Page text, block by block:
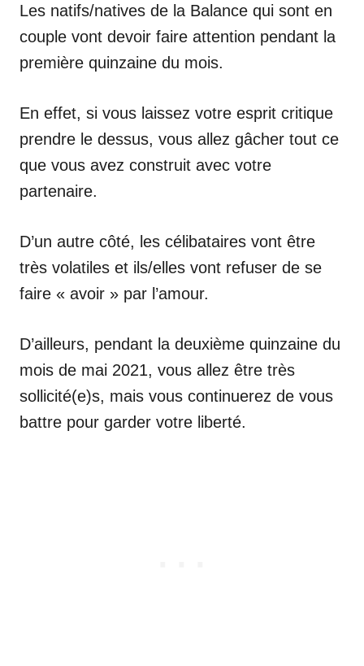
Les natifs/natives de la Balance qui sont en
couple vont devoir faire attention pendant la
première quinzaine du mois.
En effet, si vous laissez votre esprit critique
prendre le dessus, vous allez gâcher tout ce
que vous avez construit avec votre
partenaire.
D’un autre côté, les célibataires vont être
très volatiles et ils/elles vont refuser de se
faire « avoir » par l’amour.
D’ailleurs, pendant la deuxième quinzaine du
mois de mai 2021, vous allez être très
sollicité(e)s, mais vous continuerez de vous
battre pour garder votre liberté.